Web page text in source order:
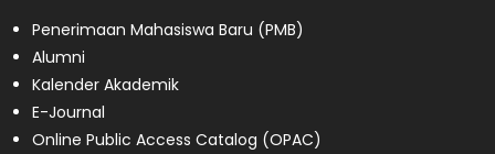
Penerimaan Mahasiswa Baru (PMB)
Alumni
Kalender Akademik
E-Journal
Online Public Access Catalog (OPAC)